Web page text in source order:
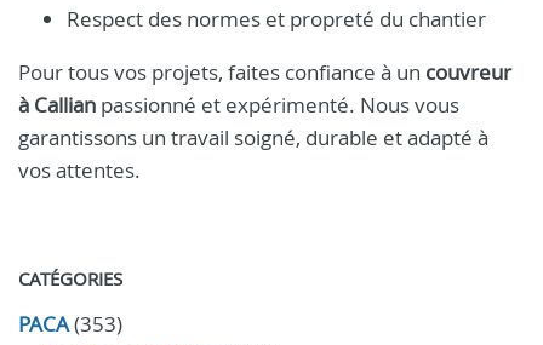
Respect des normes et propreté du chantier
Pour tous vos projets, faites confiance à un couvreur
à Callian passionné et expérimenté. Nous vous
garantissons un travail soigné, durable et adapté à
vos attentes.
CATÉGORIES
PACA(353)